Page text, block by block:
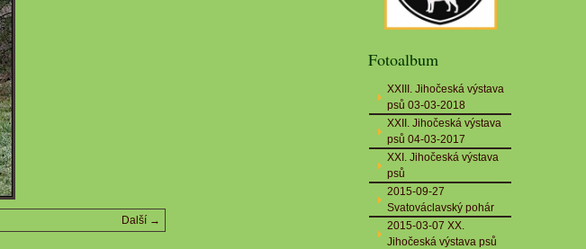
Další →
Fotoalbum
XXIII. Jihočeská výstava
psů 03-03-2018
XXII. Jihočeská výstava
psů 04-03-2017
XXI. Jihočeská výstava
psů
2015-09-27
Svatováclavský pohár
2015-03-07 XX.
Jihočeská výstava psů